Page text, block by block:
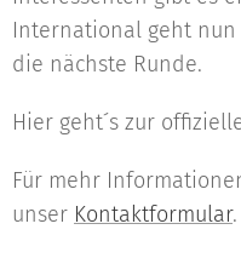
International geht
die nächste Runde.
Hier geht´s zur
Für mehr
unser Kontaktformular.